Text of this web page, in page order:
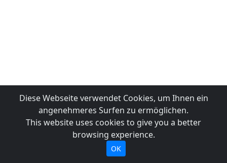
Diese Webseite verwendet Cookies, um Ihnen ein
angenehmeres Surfen zu ermöglichen.
This website uses cookies to give you a better
browsing experience.
OK